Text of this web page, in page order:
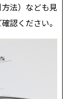
法）なども見
認ください。